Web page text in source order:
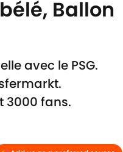
Ballon
avec le PSG.
3000 fans.